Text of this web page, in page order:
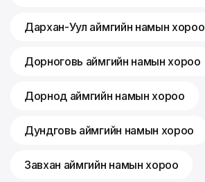
Дархан-Уул аймгийн намын хороо
Дорноговь аймгийн намын хороо
Дорнод аймгийн намын хороо
Дундговь аймгийн намын хороо
Завхан аймгийн намын хороо